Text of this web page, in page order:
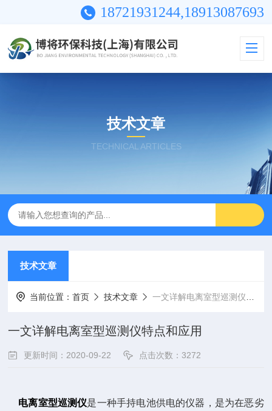
18721931244,18913087693
技术文章
TECHNICAL ARTICLES
技术文章
当前位置：首页 技术文章 一文详解电离室型巡测仪特点和应用
一文详解电离室型巡测仪特点和应用
更新时间：2020-09-22 点击次数：3272
电离室型巡测仪是一种手持电池供电的仪器，是为在恶劣